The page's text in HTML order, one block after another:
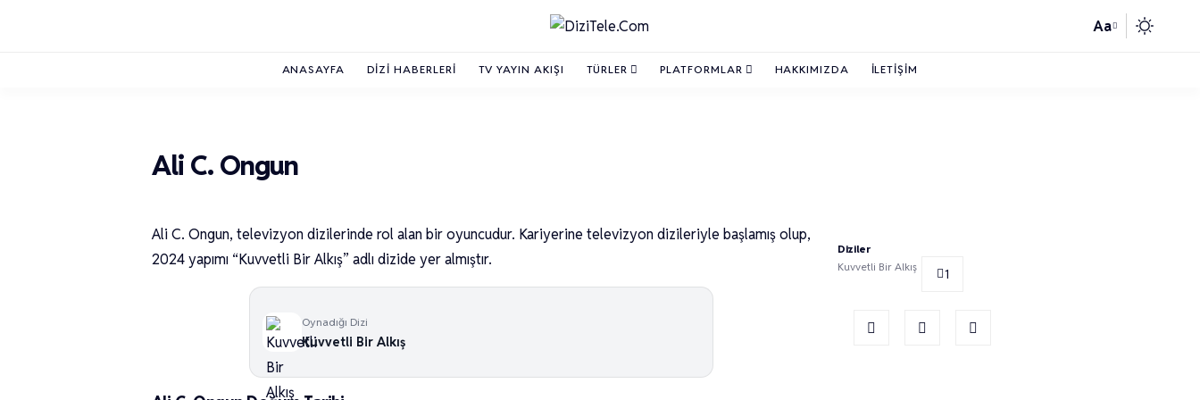
Aa
ANASAYFA DIZI HABERLERI TV YAYIN AKIŞI TÜRLER PLATFORMLAR HAKKIMIZDA İLETIŞIM
Ali C. Ongun
Ali C. Ongun, televizyon dizilerinde rol alan bir oyuncudur. Kariyerine televizyon dizileriyle başlamış olup,
2024 yapımı “Kuvvetli Bir Alkış” adlı dizide yer almıştır.
Oynadığı Dizi
Kuvvetli Bir Alkış
Diziler
Kuvvetli Bir Alkış
1